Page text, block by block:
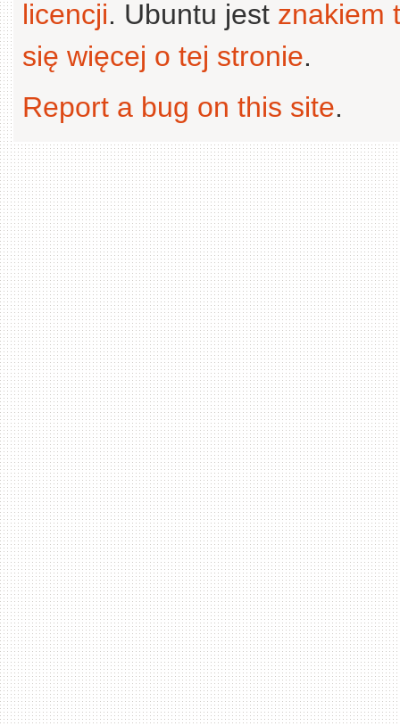
licencji. Ubuntu jest znakiem
się więcej o tej stronie.
Report a bug on this site.